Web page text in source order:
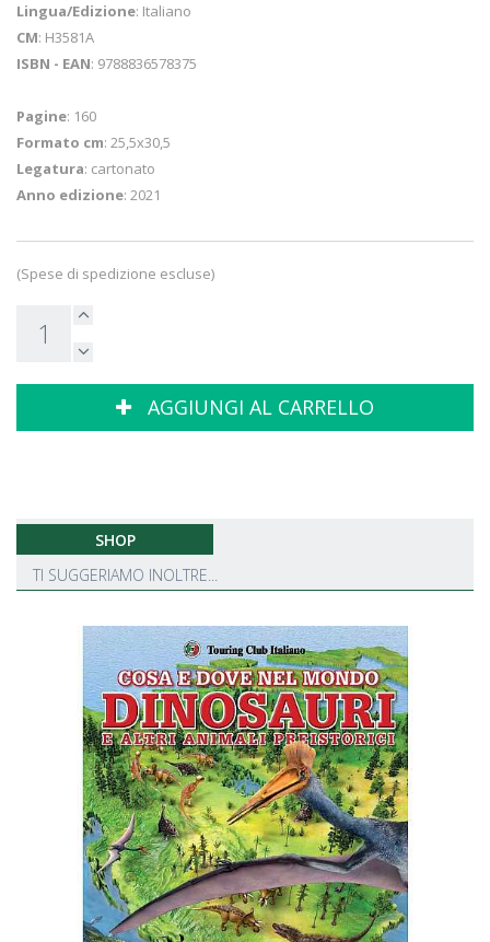
Lingua/Edizione: Italiano
CM: H3581A
ISBN - EAN: 9788836578375
Pagine: 160
Formato cm: 25,5x30,5
Legatura: cartonato
Anno edizione: 2021
(Spese di spedizione escluse)
AGGIUNGI AL CARRELLO
SHOP
TI SUGGERIAMO INOLTRE...